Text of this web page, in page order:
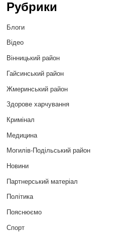
Рубрики
Блоги
Відео
Вінницький район
Гайсинський район
Жмеринський район
Здорове харчування
Кримінал
Медицина
Могилів-Подільський район
Новини
Партнерський матеріал
Політика
Пояснюємо
Спорт